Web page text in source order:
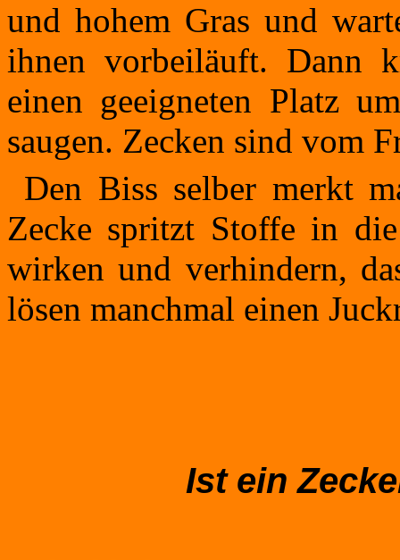
und hohem Gras und
ihnen vorbeiläuft. Dann
einen geeigneten Platz
saugen. Zecken sind vom
Den Biss selber merkt
Zecke spritzt Stoffe in
wirken und verhindern,
lösen manchmal einen
Ist ein